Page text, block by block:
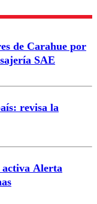
de Carahue por
SAE
revisa la
activa Alerta